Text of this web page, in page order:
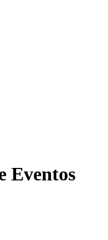
Eventos